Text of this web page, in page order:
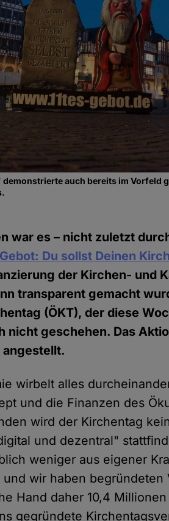
demonstrierte auch bereits im Vorfeld
war es – nicht zuletzt
Gebot: Du sollst Deinen
der Kirchen- und
transparent gemacht
(ÖKT), der diese
nicht geschehen. Das
angestellt.
wirbelt alles
und die Finanzen des
wird der Kirchentag
und dezentral"
weniger aus eigener
wir haben
Hand daher 10,4
gegründete